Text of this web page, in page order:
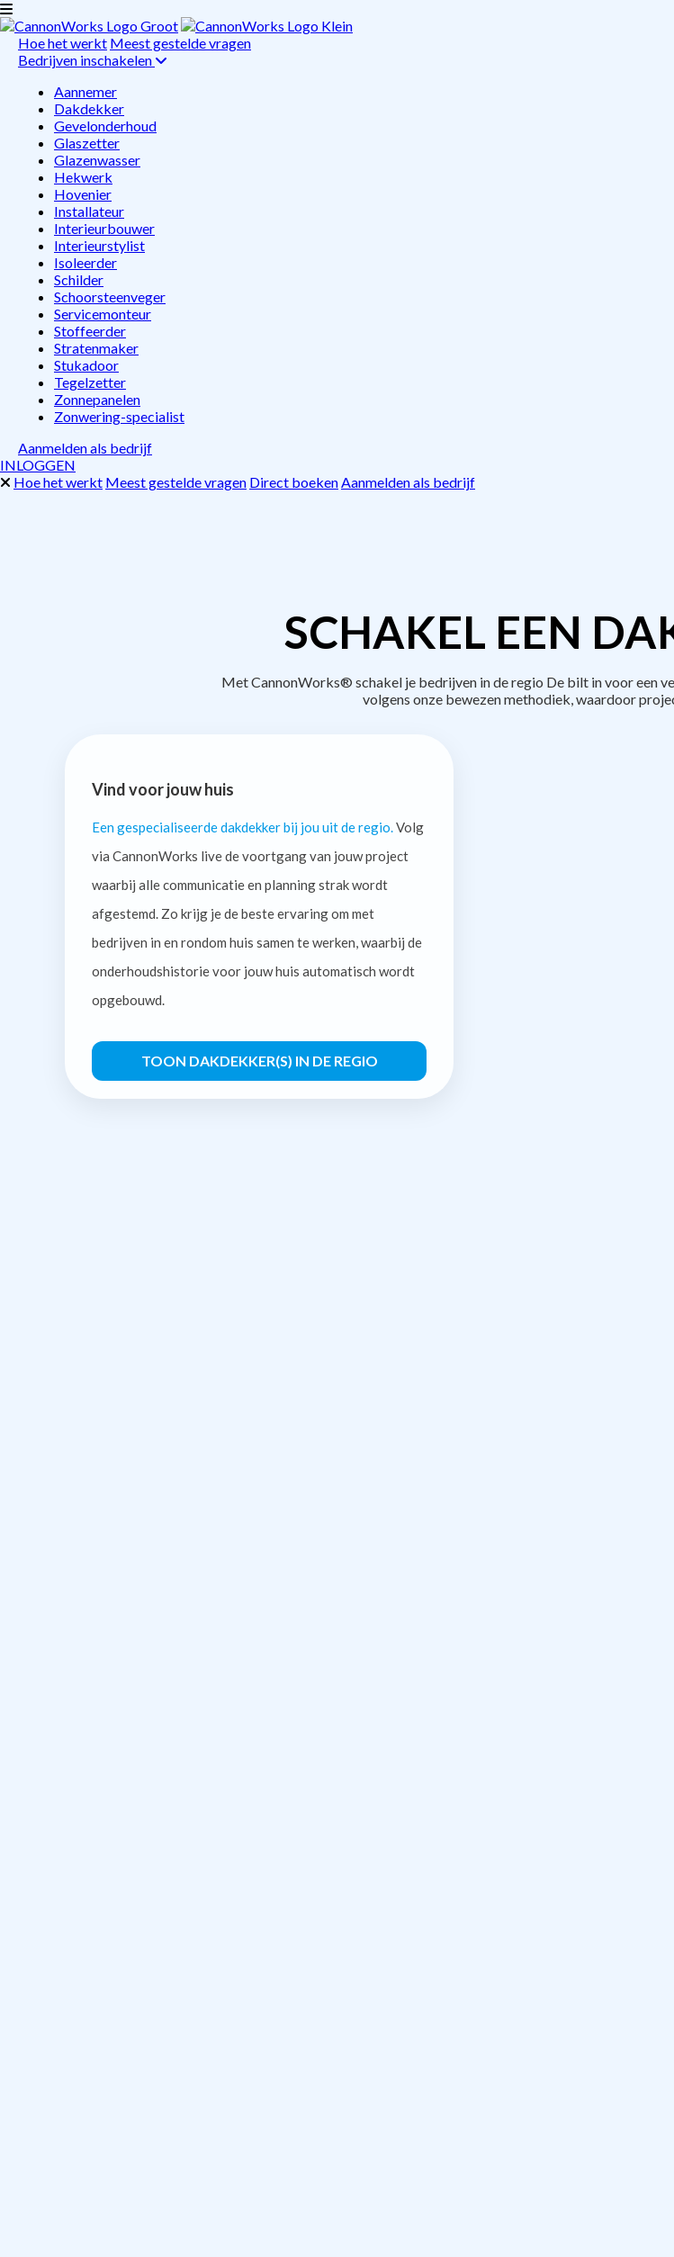
Hoe het werkt Meest gestelde vragen
Bedrijven inschakelen
Aannemer
Dakdekker
Gevelonderhoud
Glaszetter
Glazenwasser
Hekwerk
Hovenier
Installateur
Interieurbouwer
Interieurstylist
Isoleerder
Schilder
Schoorsteenveger
Servicemonteur
Stoffeerder
Stratenmaker
Stukadoor
Tegelzetter
Zonnepanelen
Zonwering-specialist
Aanmelden als bedrijf
INLOGGEN
Hoe het werkt Meest gestelde vragen Direct boekenAanmelden als bedrijf
SCHAKEL EEN
Met CannonWorks® schakel je bedrijven in de regio De bilt in voor een
volgens onze bewezen methodiek, waardoor
Vind voor jouw huis
Een gespecialiseerde dakdekker bij jou uit de regio. Volg
via CannonWorks live de voortgang van jouw project
waarbij alle communicatie en planning strak wordt
afgestemd. Zo krijg je de beste ervaring om met
bedrijven in en rondom huis samen te werken, waarbij de
onderhoudshistorie voor jouw huis automatisch wordt
opgebouwd.
TOON DAKDEKKER(S) IN DE REGIO